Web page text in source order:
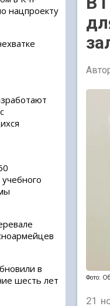
нацпроекту
в
шесть лет
Фото:
21